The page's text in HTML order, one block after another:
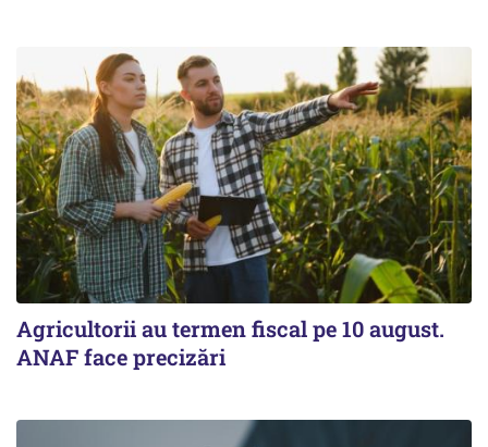
Agricultorii au termen fiscal pe 10 august.
ANAF face precizări